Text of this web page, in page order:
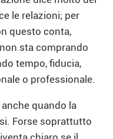
le relazioni; per
questo conta,
sta comprando
tempo, fiducia,
o professionale.
quando la
Forse soprattutto